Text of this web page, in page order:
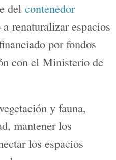
autóctonas como
por ejemplo, la
se busca mejorar
que de esta
la educación
y se
para la conexión
cauce y otros